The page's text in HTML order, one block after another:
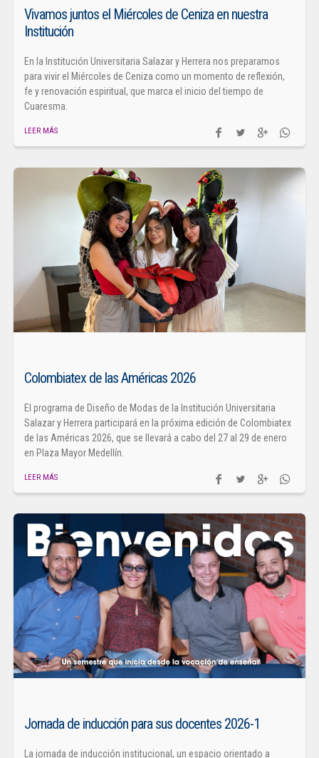
Vivamos juntos el Miércoles de Ceniza en nuestra
Institución
En la Institución Universitaria Salazar y Herrera nos preparamos
para vivir el Miércoles de Ceniza como un momento de reflexión,
fe y renovación espiritual, que marca el inicio del tiempo de
Cuaresma.
LEER MÁS
Colombiatex de las Américas 2026
El programa de Diseño de Modas de la Institución Universitaria
Salazar y Herrera participará en la próxima edición de Colombiatex
de las Américas 2026, que se llevará a cabo del 27 al 29 de enero
en Plaza Mayor Medellín.
LEER MÁS
Jornada de inducción para sus docentes 2026-1
La jornada de inducción institucional, un espacio orientado a